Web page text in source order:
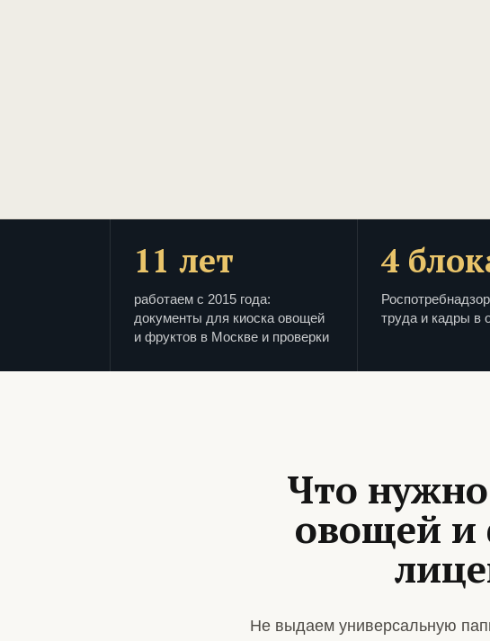
11 лет
работаем с 2015 года:
документы для киоска овощей
и фруктов в Москве и проверки
4
труда и кадры в
Что
овощей и
Не выдаем универсальную